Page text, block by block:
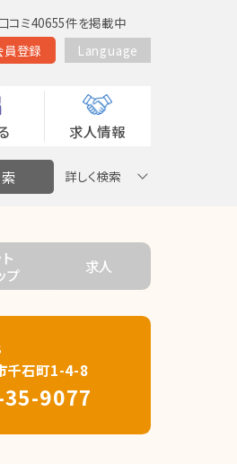
コミ40655件を掲載中
員登録 Language
求人情報
詳しく検索
プ
求人
千石町1-4-8
9077